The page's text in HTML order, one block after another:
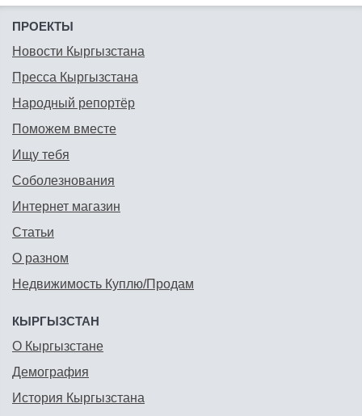
ПРОЕКТЫ
Новости Кыргызстана
Пресса Кыргызстана
Народный репортёр
Поможем вместе
Ищу тебя
Соболезнования
Интернет магазин
Статьи
О разном
Недвижимость Куплю/Продам
КЫРГЫЗСТАН
О Кыргызстане
Демография
История Кыргызстана